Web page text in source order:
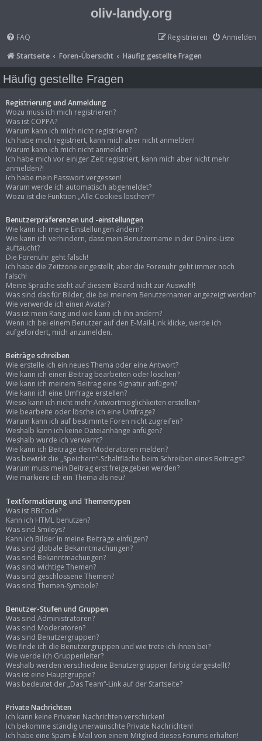
oliv-landy.org
FAQ Anmelden
Registrieren
Startseite
Foren-Übersicht Häufig gestellte Fragen
Häufig gestellte Fragen
Registrierung und Anmeldung
Wozu muss ich mich registrieren?
Was ist COPPA?
Warum kann ich mich nicht registrieren?
Ich habe mich registriert, kann mich aber nicht anmelden!
Warum kann ich mich nicht anmelden?
Ich habe mich vor einiger Zeit registriert, kann mich aber nicht mehr
anmelden?!
Ich habe mein Passwort vergessen!
Warum werde ich automatisch abgemeldet?
Wozu ist die Funktion „Alle Cookies löschen“?
Benutzerpräferenzen und -einstellungen
Wie kann ich meine Einstellungen ändern?
Wie kann ich verhindern, dass mein Benutzername in der Online-Liste
auftaucht?
Die Forenuhr geht falsch!
Ich habe die Zeitzone eingestellt, aber die Forenuhr geht immer noch
falsch!
Meine Sprache steht auf diesem Board nicht zur Auswahl!
Was sind das für Bilder, die bei meinem Benutzernamen angezeigt werden?
Wie verwende ich einen Avatar?
Was ist mein Rang und wie kann ich ihn ändern?
Wenn ich bei einem Benutzer auf den E-Mail-Link klicke, werde ich
aufgefordert, mich anzumelden.
Beiträge schreiben
Wie erstelle ich ein neues Thema oder eine Antwort?
Wie kann ich einen Beitrag bearbeiten oder löschen?
Wie kann ich meinem Beitrag eine Signatur anfügen?
Wie kann ich eine Umfrage erstellen?
Wieso kann ich nicht mehr Antwortmöglichkeiten erstellen?
Wie bearbeite oder lösche ich eine Umfrage?
Warum kann ich auf bestimmte Foren nicht zugreifen?
Weshalb kann ich keine Dateianhänge anfügen?
Weshalb wurde ich verwarnt?
Wie kann ich Beiträge den Moderatoren melden?
Was bewirkt die „Speichern“-Schaltfläche beim Schreiben eines Beitrags?
Warum muss mein Beitrag erst freigegeben werden?
Wie markiere ich ein Thema als neu?
Textformatierung und Thementypen
Was ist BBCode?
Kann ich HTML benutzen?
Was sind Smileys?
Kann ich Bilder in meine Beiträge einfügen?
Was sind globale Bekanntmachungen?
Was sind Bekanntmachungen?
Was sind wichtige Themen?
Was sind geschlossene Themen?
Was sind Themen-Symbole?
Benutzer-Stufen und Gruppen
Was sind Administratoren?
Was sind Moderatoren?
Was sind Benutzergruppen?
Wo finde ich die Benutzergruppen und wie trete ich ihnen bei?
Wie werde ich Gruppenleiter?
Weshalb werden verschiedene Benutzergruppen farbig dargestellt?
Was ist eine Hauptgruppe?
Was bedeutet der „Das Team“-Link auf der Startseite?
Private Nachrichten
Ich kann keine Privaten Nachrichten verschicken!
Ich bekomme ständig unerwünschte Private Nachrichten!
Ich habe eine Spam-E-Mail von einem Mitglied dieses Forums erhalten!